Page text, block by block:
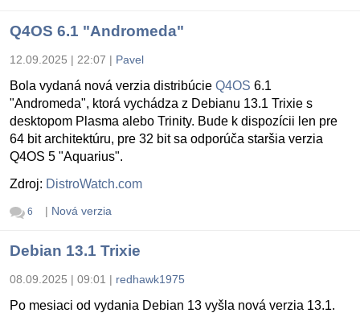
Q4OS 6.1 "Andromeda"
12.09.2025 | 22:07 | Pavel
Bola vydaná nová verzia distribúcie Q4OS 6.1
"Andromeda", ktorá vychádza z Debianu 13.1 Trixie s
desktopom Plasma alebo Trinity. Bude k dispozícii len pre
64 bit architektúru, pre 32 bit sa odporúča staršia verzia
Q4OS 5 "Aquarius".
Zdroj: DistroWatch.com
6 | Nová verzia
Debian 13.1 Trixie
08.09.2025 | 09:01 | redhawk1975
Po mesiaci od vydania Debian 13 vyšla nová verzia 13.1.